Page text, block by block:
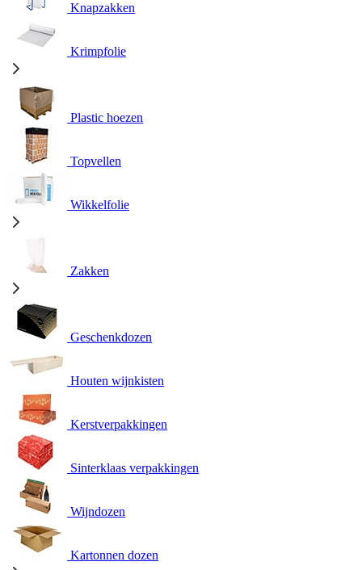
Knapzakken
Krimpfolie
Plastic hoezen
Topvellen
Wikkelfolie
Zakken
Geschenkdozen
Houten wijnkisten
Kerstverpakkingen
Sinterklaas verpakkingen
Wijndozen
Kartonnen dozen